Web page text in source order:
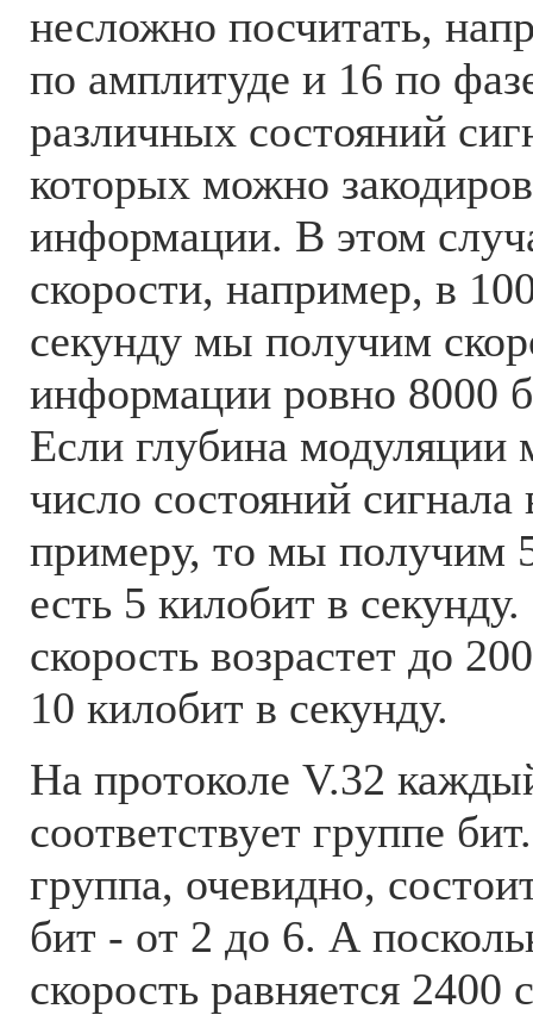
несложно посчитать,
по амплитуде и 16 по
различных состояний
которых можно
информации. В этом
скорости, например, в
секунду мы получим
информации ровно 8000
Если глубина модуляции
число состояний сигнала
примеру, то мы получим
есть 5 килобит в
скорость возрастет до
10 килобит в секунду.
На протоколе V.32
соответствует группе
группа, очевидно,
бит - от 2 до 6. А
скорость равняется 2400